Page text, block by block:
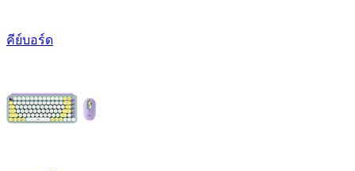
คีย์บอร์ด